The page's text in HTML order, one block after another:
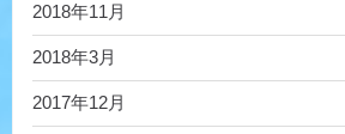
2018年11月
2018年3月
2017年12月